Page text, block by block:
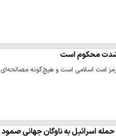
محکوم است
امت اسلامی است و هیچ‌گونه مصالحه‌ای
اسرائیل به ناوگان جهانی صمود